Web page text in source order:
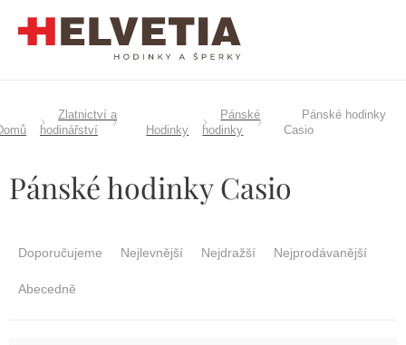
Zlatnictví a
hodinářství
Hodinky
Pánské
hodinky
Pánské hodinky
Casio
Pánské hodinky Casio
Doporučujeme Nejlevnější Nejdražší Nejprodávanější
Abecedně